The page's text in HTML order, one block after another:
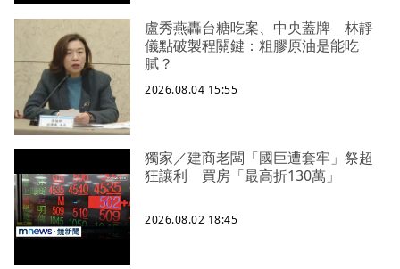
盧秀燕轟台糖吃案、中央蓋牌 林靜
儀點破製程關鍵：粗膠原油是能吃
膩？
2026.08.04 15:55
獨家／建商老闆「國巨遭套牢」祭超
狂讓利 買房「最高折130萬」
2026.08.02 18:45